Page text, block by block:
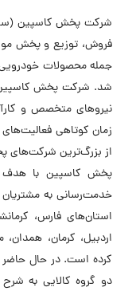
فروش، توزیع و پخش
جمله محصولات
شد. شرکت پخش کاسپین
نیروهای متخصص و
زمان کوتاهی
پخش کاسپین با هدف
خدمت‌رسانی به مشتریان
استان‌های فارس،
اردبیل، کرمان، همدان،
کرده است. در حال
دو گروه کالایی به